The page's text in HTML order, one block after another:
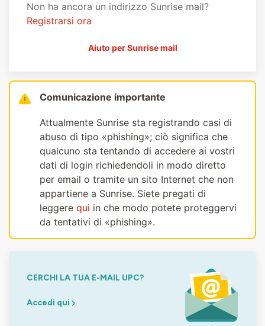
Non ha ancora un indirizzo Sunrise mail?
Registrarsi ora
Aiuto per Sunrise mail
Comunicazione importante
Attualmente Sunrise sta registrando casi di
abuso di tipo «phishing»; ciò significa che
qualcuno sta tentando di accedere ai vostri
dati di login richiedendoli in modo diretto
per email o tramite un sito Internet che non
appartiene a Sunrise. Siete pregati di
leggere qui in che modo potete proteggervi
da tentativi di «phishing».
CERCHI LA TUA E-MAIL UPC?
Accedi qui